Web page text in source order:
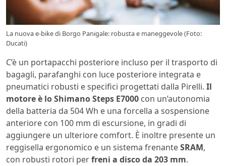
La nuova e-bike di Borgo Panigale: robusta e maneggevole (Foto:
Ducati)
C’è un portapacchi posteriore incluso per il trasporto di
bagagli, parafanghi con luce posteriore integrata e
pneumatici robusti e specifici progettati dalla Pirelli. Il
motore è lo Shimano Steps E7000 con un’autonomia
della batteria da 504 Wh e una forcella a sospensione
anteriore con 100 mm di escursione, in gradi di
aggiungere un ulteriore comfort. È inoltre presente un
reggisella ergonomico e un sistema frenanteSRAM,
con robusti rotori perfreni a disco da 203 mm.